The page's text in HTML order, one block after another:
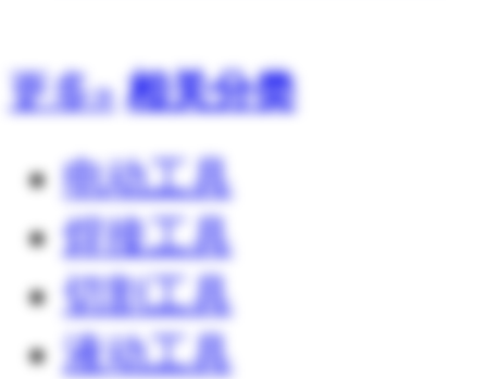
更多» 相关分类
电动工具
焊接工具
切割工具
液动工具